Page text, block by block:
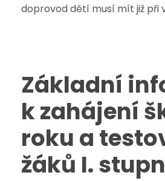
doprovod dětí musí mít již při
Základní
k zahájení
roku a
žáků I.